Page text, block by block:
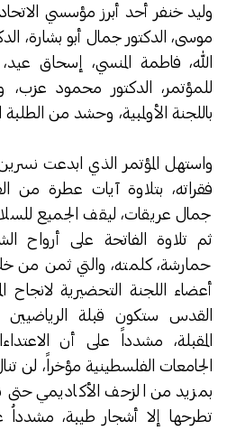
وليد خنفر أحد أبرز مؤسسي
موسى، الدكتور جمال أبو بشارة،
الله، فاطمة المنسي، إسحاق
للمؤتمر، الدكتور محمود
باللجنة الأولمبية، وحشد من الطلبة
واستهل المؤتمر الذي ابدعت
فقراته، بتلاوة آيات عطرة من
جمال عريقات، ليقف الجميع
ثم تلاوة الفاتحة على أرواح
حمارشة، كلمته، والتي ثمن من
أعضاء اللجنة التحضيرية لانجاح
القدس ستكون قبلة الرياضيين
المقبلة، مشدداً على أن
الجامعات الفلسطينية مؤخراً، لن
بمزيد من الزحف الأكاديمي حتى
تطرحها إلا أشجار طيبة، مشدداُ